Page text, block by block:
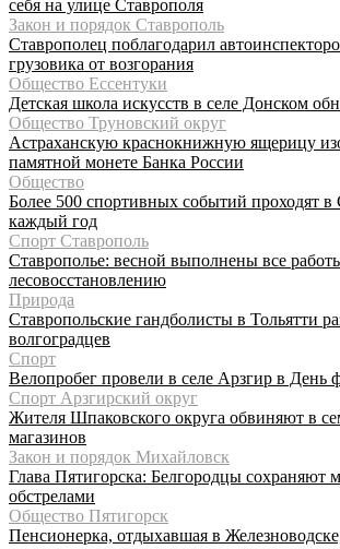
себя на улице Ставрополя
Закон и порядок Ставрополь
Ставрополец поблагодарил
грузовика от возгорания
Общество Ессентуки
Детская школа искусств в селе Донском
Общество Труновский округ
Астраханскую краснокнижную ящерицу
памятной монете Банка России
Общество
Более 500 спортивных событий проходят в
каждый год
Спорт Ставрополь
Ставрополье: весной выполнены все
лесовосстановлению
Природа
Ставропольские гандболисты в Тольятти
волгоградцев
Спорт
Велопробег провели в селе Арзгир в День
Спорт Арзгирский округ
Жителя Шпаковского округа обвиняют в
магазинов
Закон и порядок Михайловск
Глава Пятигорска: Белгородцы сохраняют
обстрелами
Общество Пятигорск
Пенсионерка, отдыхавшая в